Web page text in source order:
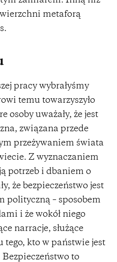
metaforą
pracy wybrałyśmy
temu towarzyszyło
osoby uważały, że jest
związana przede
przeżywaniem świata
Z wyznaczaniem
potrzeb i dbaniem o
że bezpieczeństwo jest
polityczną – sposobem
i że wokół niego
narracje, służące
kto w państwie jest
to